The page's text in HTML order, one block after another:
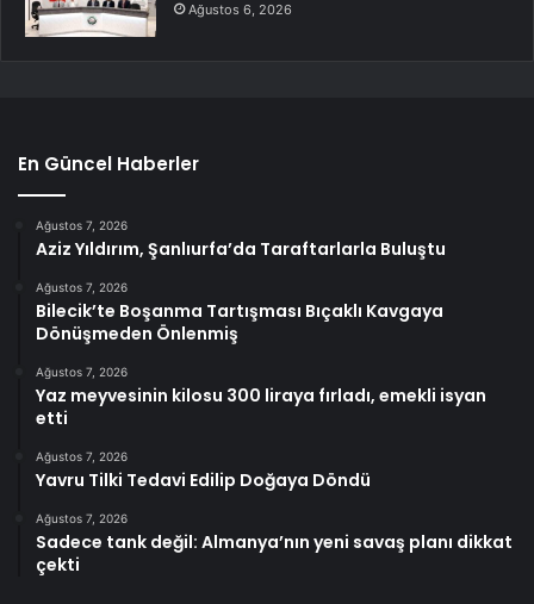
Ağustos 6, 2026
En Güncel Haberler
Ağustos 7, 2026
Aziz Yıldırım, Şanlıurfa’da Taraftarlarla Buluştu
Ağustos 7, 2026
Bilecik’te Boşanma Tartışması Bıçaklı Kavgaya
Dönüşmeden Önlenmiş
Ağustos 7, 2026
Yaz meyvesinin kilosu 300 liraya fırladı, emekli isyan
etti
Ağustos 7, 2026
Yavru Tilki Tedavi Edilip Doğaya Döndü
Ağustos 7, 2026
Sadece tank değil: Almanya’nın yeni savaş planı dikkat
çekti